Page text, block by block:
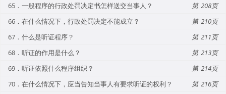
65．一般程序的行政处罚决定书怎样送交当事人？
208
66．在什么情况下，行政处罚决定不能成立？
210
67．什么是听证程序？
211
68．听证的作用是什么？
213
69．听证依照什么程序组织？
214
70．在什么情况下，应当告知当事人有要求听证的权利？
216